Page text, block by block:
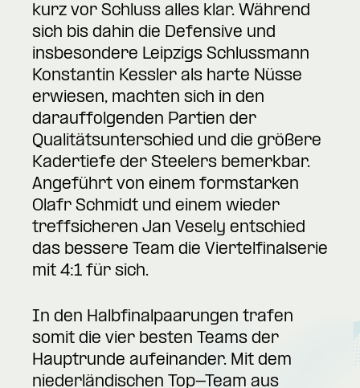
kurz vor Schluss alles klar. Während
sich bis dahin die Defensive und
insbesondere Leipzigs Schlussmann
Konstantin Kessler als harte Nüsse
erwiesen, machten sich in den
darauffolgenden Partien der
Qualitätsunterschied und die größere
Kadertiefe der Steelers bemerkbar.
Angeführt von einem formstarken
Olafr Schmidt und einem wieder
treffsicheren Jan Vesely entschied
das bessere Team die Viertelfinalserie
mit 4:1 für sich.
In den Halbfinalpaarungen trafen
somit die vier besten Teams der
Hauptrunde aufeinander. Mit dem
niederländischen Top-Team aus